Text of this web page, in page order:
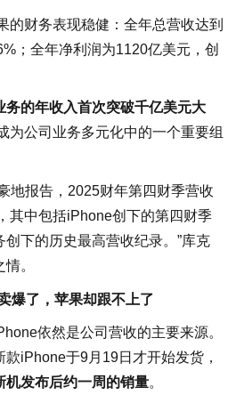
的财务表现稳健：全年总营收达到
；全年净利润为1120亿美元，创
务的年收入首次突破千亿美元大
为公司业务多元化中的一个重要组
地报告，2025财年第四财季营收
其中包括iPhone创下的第四财季
下的历史最高营收纪录。”库克
。
爆了，苹果却跟不上了
依然是公司营收的主要来源。
iPhone于9月19日才开始发货，
机发布后约一周的销量。